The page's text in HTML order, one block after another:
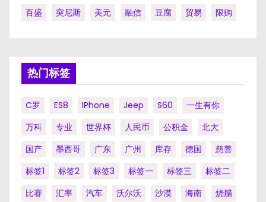
百盛
突尼斯 美元 融信 豆腐 贸易 限购
热门标签
C罗 ES8 IPhone Jeep S60
一生有你
万科
专业 世界杯 人民币 公积金
北大
国产
墨西哥 广东 广州 库存 德国
慈善
标签1
标签2 标签3 标签一 标签三
标签二
比赛
汇率 汽车 沃尔沃 沙漠 海南
烧腊